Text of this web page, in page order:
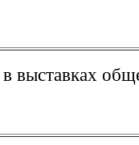
в выставках